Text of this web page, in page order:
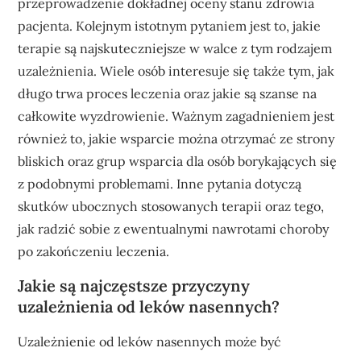
pacjenta. Kolejnym istotnym pytaniem jest to, jakie
terapie są najskuteczniejsze w walce z tym rodzajem
uzależnienia. Wiele osób interesuje się także tym, jak
długo trwa proces leczenia oraz jakie są szanse na
całkowite wyzdrowienie. Ważnym zagadnieniem jest
również to, jakie wsparcie można otrzymać ze strony
bliskich oraz grup wsparcia dla osób borykających się
z podobnymi problemami. Inne pytania dotyczą
skutków ubocznych stosowanych terapii oraz tego,
jak radzić sobie z ewentualnymi nawrotami choroby
po zakończeniu leczenia.
Jakie są najczęstsze przyczyny
uzależnienia od leków nasennych?
Uzależnienie od leków nasennych może być